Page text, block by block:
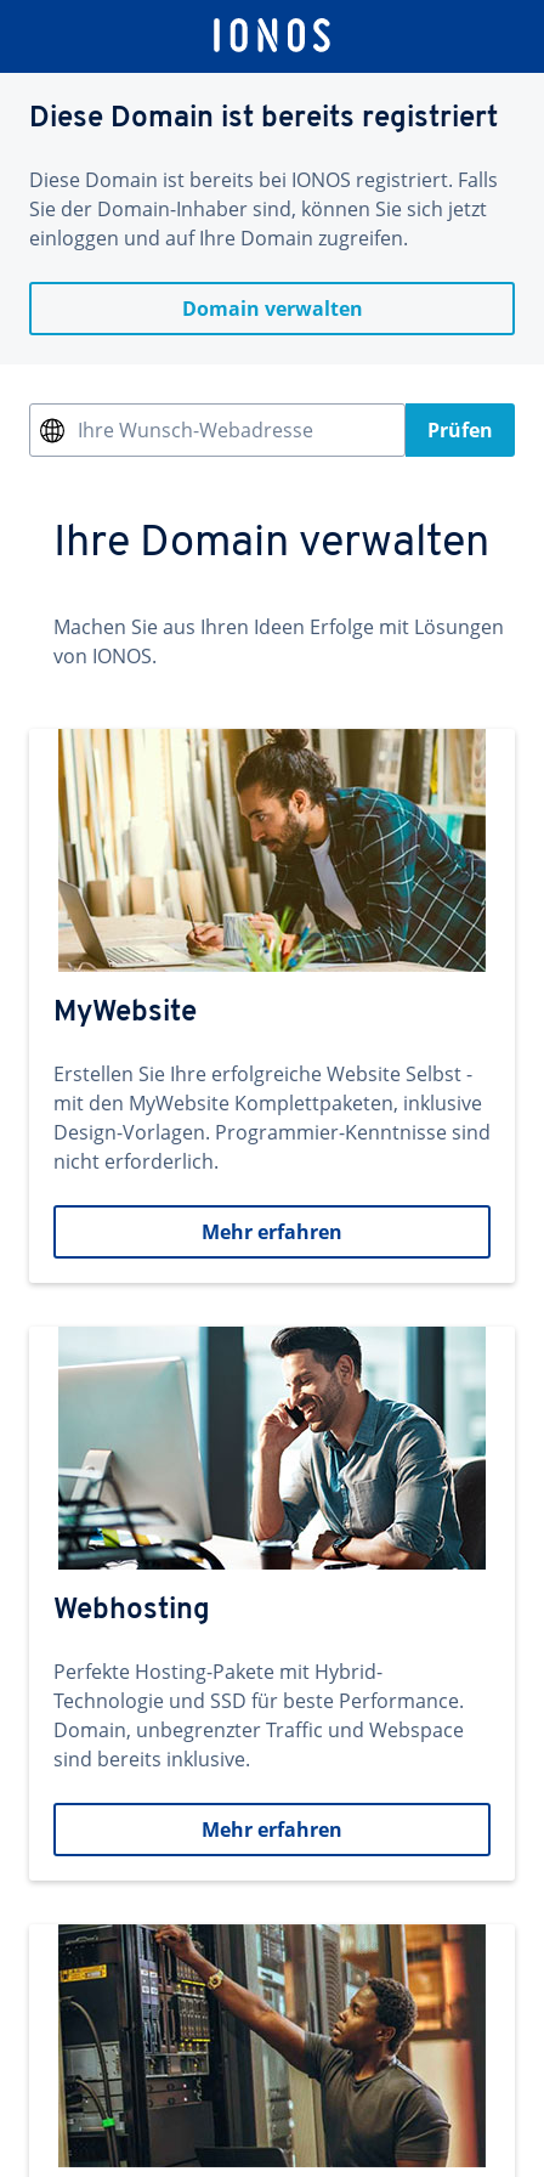
Diese Domain ist bereits registriert
Diese Domain ist bereits bei IONOS registriert. Falls
Sie der Domain-Inhaber sind, können Sie sich jetzt
einloggen und auf Ihre Domain zugreifen.
Domain verwalten
Ihre Wunsch-Webadresse Prüfen
Ihre Domain verwalten
Machen Sie aus Ihren Ideen Erfolge mit Lösungen
von IONOS.
MyWebsite
Erstellen Sie Ihre erfolgreiche Website Selbst -
mit den MyWebsite Komplettpaketen, inklusive
Design-Vorlagen. Programmier-Kenntnisse sind
nicht erforderlich.
Mehr erfahren
Webhosting
Perfekte Hosting-Pakete mit Hybrid-
Technologie und SSD für beste Performance.
Domain, unbegrenzter Traffic und Webspace
sind bereits inklusive.
Mehr erfahren